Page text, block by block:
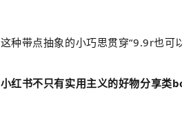
这种带点抽象的小巧思贯穿“9.9r也
小红书不只有实用主义的好物分享类